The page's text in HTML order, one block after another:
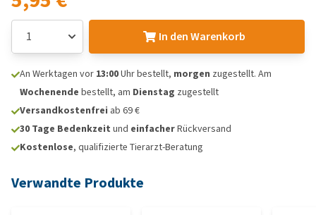
In den Warenkorb
An Werktagen vor 13:00Uhr bestellt, morgen zugestellt. Am
Wochenende bestellt, am Dienstag zugestellt
Versandkostenfrei ab 69 €
30 Tage Bedenkzeit und einfacherRückversand
Kostenlose, qualifizierte Tierarzt-Beratung
Verwandte Produkte